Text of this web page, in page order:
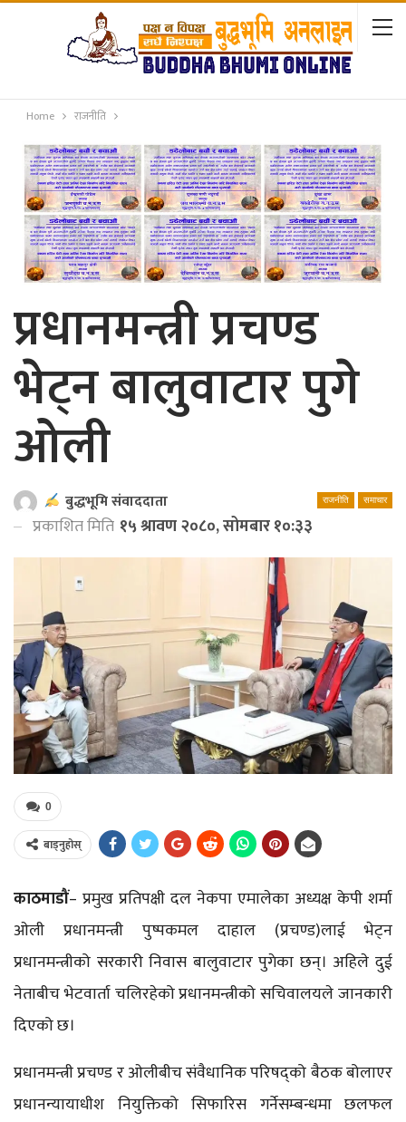
Home राजनीति
प्रधानमन्त्री प्रचण्ड
भेट्न बालुवाटार पुगे
ओली
राजनीति समाचार
बुद्धभूमि संवाददाता
प्रकाशित मिति १५ श्रावण २०८०, सोमबार १०:३३
0
बाड्नुहोस्
काठमाडौं– प्रमुख प्रतिपक्षी दल नेकपा एमालेका अध्यक्ष केपी शर्मा
ओली प्रधानमन्त्री पुष्पकमल दाहाल (प्रचण्ड)लाई भेट्न
प्रधानमन्त्रीको सरकारी निवास बालुवाटार पुगेका छन्। अहिले दुई
नेताबीच भेटवार्ता चलिरहेको प्रधानमन्त्रीको सचिवालयले जानकारी
दिएको छ।
प्रधानमन्त्री प्रचण्ड र ओलीबीच संवैधानिक परिषद्‌को बैठक बोलाएर
प्रधानन्यायाधीश नियुक्तिको सिफारिस गर्नेसम्बन्धमा छलफल